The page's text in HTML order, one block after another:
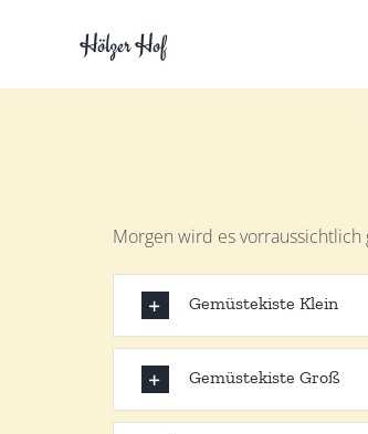
Hölzer Hof
Morgen wird es vorraussichtlich
Gemüstekiste Klein
Gemüstekiste Groß